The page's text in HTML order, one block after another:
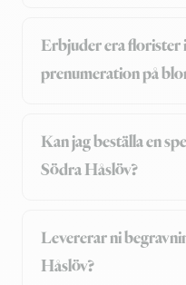
Erbjuder era florister
prenumeration på
Kan jag beställa en
Södra Håslöv?
Levererar ni
Håslöv?